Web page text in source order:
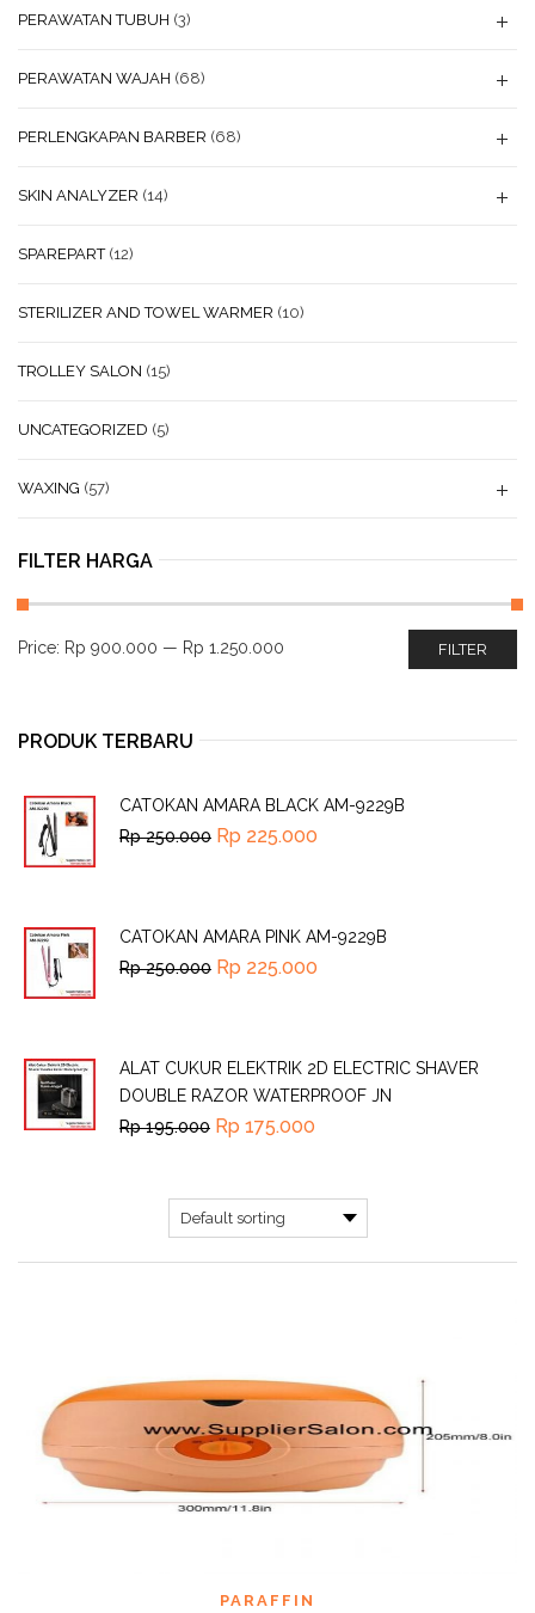
PARAFFIN
PERAWATAN TUBUH (3)
PERAWATAN WAJAH (68)
PERLENGKAPAN BARBER (68)
SKIN ANALYZER (14)
SPAREPART (12)
STERILIZER AND TOWEL WARMER (10)
TROLLEY SALON (15)
UNCATEGORIZED (5)
WAXING (57)
FILTER HARGA
FILTER
Price: Rp 900.000 — Rp 1.250.000
PRODUK TERBARU
CATOKAN AMARA BLACK AM-9229B
Rp250.000 Rp 225.000
CATOKAN AMARA PINK AM-9229B
Rp250.000 Rp 225.000
ALAT CUKUR ELEKTRIK 2D ELECTRIC SHAVER
DOUBLE RAZOR WATERPROOF JN
Rp195.000 Rp 175.000